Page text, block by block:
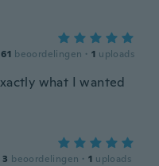
61 beoordelingen · 1 uploads
what I wanted
3 beoordelingen · 1 uploads